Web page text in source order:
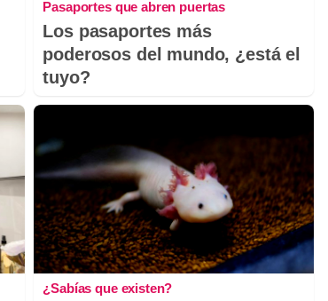
Pasaportes que abren puertas
Los pasaportes más
poderosos del mundo, ¿está el
tuyo?
¿Sabías que existen?